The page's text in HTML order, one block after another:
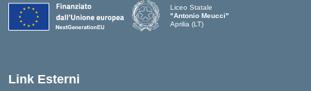
Liceo Statale
"Antonio Meucci"
Aprilia (LT)
Link Esterni